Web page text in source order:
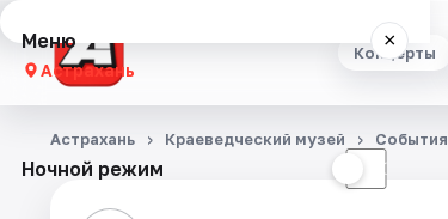
Концерты
Меню ×
Астрахань
Концерты
Ночной режим ☾
Астрахань Краеведческий музей События